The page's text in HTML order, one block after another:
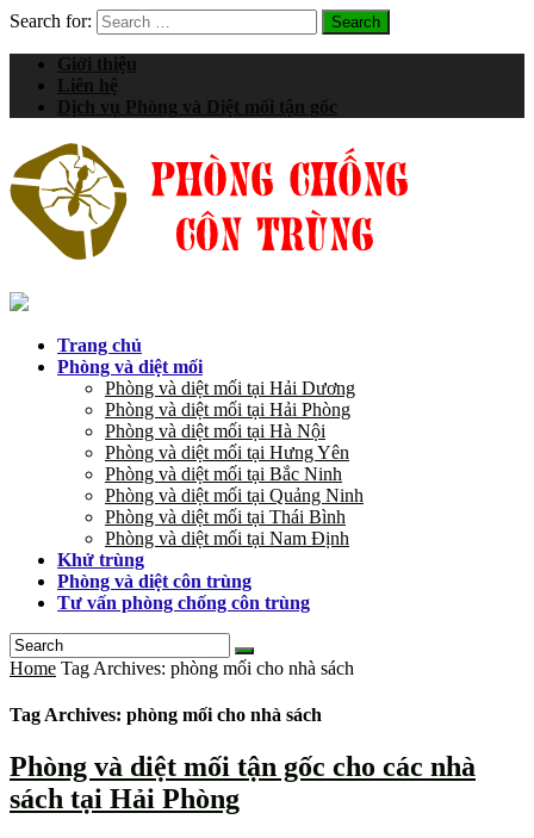
Search for:
Giới thiệu
Liên hệ
Dịch vụ Phòng và Diệt mối tận gốc
Trang chủ
Phòng và diệt mối
Phòng và diệt mối tại Hải Dương
Phòng và diệt mối tại Hải Phòng
Phòng và diệt mối tại Hà Nội
Phòng và diệt mối tại Hưng Yên
Phòng và diệt mối tại Bắc Ninh
Phòng và diệt mối tại Quảng Ninh
Phòng và diệt mối tại Thái Bình
Phòng và diệt mối tại Nam Định
Khử trùng
Phòng và diệt côn trùng
Tư vấn phòng chống côn trùng
Home Tag Archives: phòng mối cho nhà sách
Tag Archives: phòng mối cho nhà sách
Phòng và diệt mối tận gốc cho các nhà
sách tại Hải Phòng